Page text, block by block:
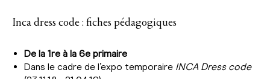
Inca dress code : fiches pédagogiques
De la 1re à la 6e primaire
Dans le cadre de l’expo temporaire INCA Dress code